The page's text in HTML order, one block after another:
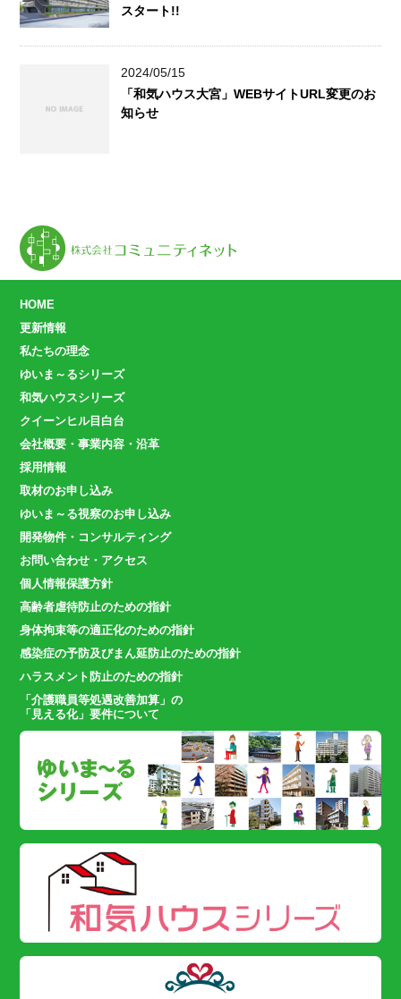
スタート!!
2024/05/15
「和気ハウス大宮」WEBサイトURL変更のお
知らせ
HOME
更新情報
私たちの理念
ゆいま～るシリーズ
和気ハウスシリーズ
クイーンヒル目白台
会社概要・事業内容・沿革
採用情報
取材のお申し込み
ゆいま～る視察のお申し込み
開発物件・コンサルティング
お問い合わせ・アクセス
個人情報保護方針
高齢者虐待防止のための指針
身体拘束等の適正化のための指針
感染症の予防及びまん延防止のための指針
ハラスメント防止のための指針
「介護職員等処遇改善加算」の
「見える化」要件について